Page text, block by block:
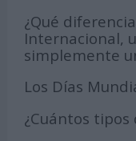
¿Qué
Internacional,
simplemente
Los Días
¿Cuántos tipos